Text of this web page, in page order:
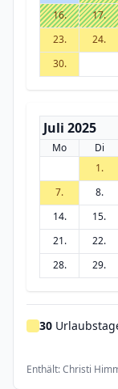
16. 17.
23.
24.
30.
Juli 2025
Mo Di
1.
7.
8.
14.
15.
21.
22.
28.
29.
30
Enthält: Christi